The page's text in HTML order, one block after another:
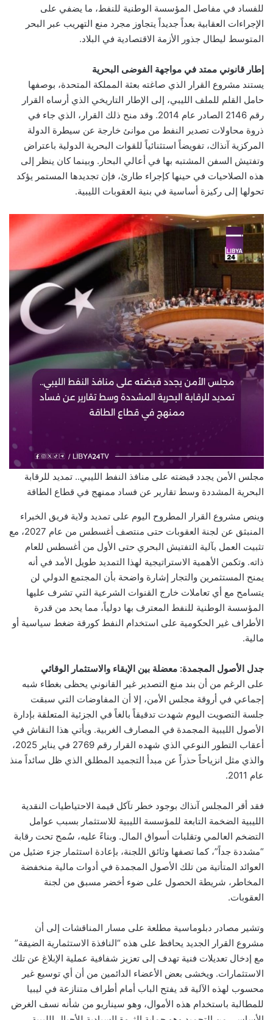
للفساد في مفاصل المؤسسة الوطنية للنفط، ما يضفي على
الإجراءات العقابية بعداً جديداً يتجاوز مجرد منع التهريب عبر البحر
المتوسط ليطال جذور الأزمة الاقتصادية في البلاد.
إطار قانوني ممتد في مواجهة الفوضى البحرية
يستند مشروع القرار الذي صاغته بعثة المملكة المتحدة، بوصفها
حامل القلم للملف الليبي، إلى الإطار التاريخي الذي أرساه القرار
رقم 2146 الصادر عام 2014. وقد منح ذلك القرار، الذي جاء في
ذروة محاولات تصدير النفط من موانئ خارجة عن سيطرة الدولة
المركزية آنذاك، تفويضاً استثنائياً للقوات البحرية الدولية باعتراض
وتفتيش السفن المشتبه بها في أعالي البحار. وبينما كان ينظر إلى
هذه الصلاحيات في حينها كإجراء طارئ، فإن تجديدها المستمر يؤكد
تحولها إلى ركيزة أساسية في بنية العقوبات الليبية.
مجلس الأمن يجدد قبضته على منافذ النفط الليبي.. تمديد للرقابة
البحرية المشددة وسط تقارير عن فساد ممنهج في قطاع الطاقة
وينص مشروع القرار المطروح اليوم على تمديد ولاية فريق الخبراء
المنبثق عن لجنة العقوبات حتى منتصف أغسطس من عام 2027، مع
تثبيت العمل بآلية التفتيش البحري حتى الأول من أغسطس للعام
ذاته. وتكمن الأهمية الاستراتيجية لهذا التمديد طويل الأمد في أنه
يمنح المستثمرين والتجار إشارة واضحة بأن المجتمع الدولي لن
يتسامح مع أي تعاملات خارج القنوات الشرعية التي تشرف عليها
المؤسسة الوطنية للنفط المعترف بها دولياً، مما يحد من قدرة
الأطراف غير الحكومية على استخدام النفط كورقة ضغط سياسية أو
مالية.
جدل الأصول المجمدة: معضلة بين الإبقاء والاستثمار الوقائي
على الرغم من أن بند منع التصدير غير القانوني يحظى بغطاء شبه
إجماعي في أروقة مجلس الأمن، إلا أن المفاوضات التي سبقت
جلسة التصويت اليوم شهدت تدقيقاً بالغاً في الجزئية المتعلقة بإدارة
الأصول الليبية المجمدة في المصارف الغربية. ويأتي هذا النقاش في
أعقاب التطور النوعي الذي شهده القرار رقم 2769 في يناير 2025،
والذي مثل انزياحاً حذراً عن مبدأ التجميد المطلق الذي ظل سائداً منذ
عام 2011.
فقد أقر المجلس آنذاك بوجود خطر تآكل قيمة الاحتياطيات النقدية
الليبية الضخمة التابعة للمؤسسة الليبية للاستثمار بسبب عوامل
التضخم العالمي وتقلبات أسواق المال. وبناءً عليه، سُمح تحت رقابة
“مشددة جداً”، كما تصفها وثائق اللجنة، بإعادة استثمار جزء ضئيل من
العوائد المتأتية من تلك الأصول المجمدة في أدوات مالية منخفضة
المخاطر، شريطة الحصول على ضوء أخضر مسبق من لجنة
العقوبات.
وتشير مصادر دبلوماسية مطلعة على مسار المناقشات إلى أن
مشروع القرار الجديد يحافظ على هذه “النافذة الاستثمارية الضيقة”
مع إدخال تعديلات فنية تهدف إلى تعزيز شفافية عملية الإبلاغ عن تلك
الاستثمارات. ويخشى بعض الأعضاء الدائمين من أن أي توسيع غير
محسوب لهذه الآلية قد يفتح الباب أمام أطراف متنازعة في ليبيا
للمطالبة باستخدام هذه الأموال، وهو سيناريو من شأنه نسف الغرض